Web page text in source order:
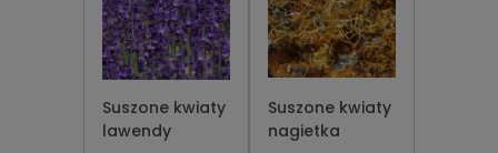
Suszone kwiaty
lawendy
Suszone kwiaty
nagietka